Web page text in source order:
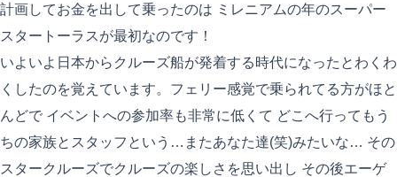
計画してお金を出して乗ったのは ミレニアムの年のスーパー
スタートーラスが最初なのです！
いよいよ日本からクルーズ船が発着する時代になったとわくわ
くしたのを覚えています。フェリー感覚で乗られてる方がほと
んどで イベントへの参加率も非常に低くて どこへ行ってもう
ちの家族とスタッフという…またあなた達(笑)みたいな… その
スタークルーズでクルーズの楽しさを思い出し その後エーゲ